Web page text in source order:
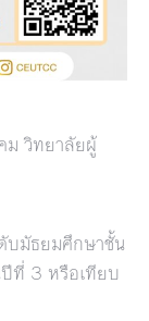
ม วิทยาลัยผู้
บมัธยมศึกษาชั้น
ที่ 3 หรือเทียบ